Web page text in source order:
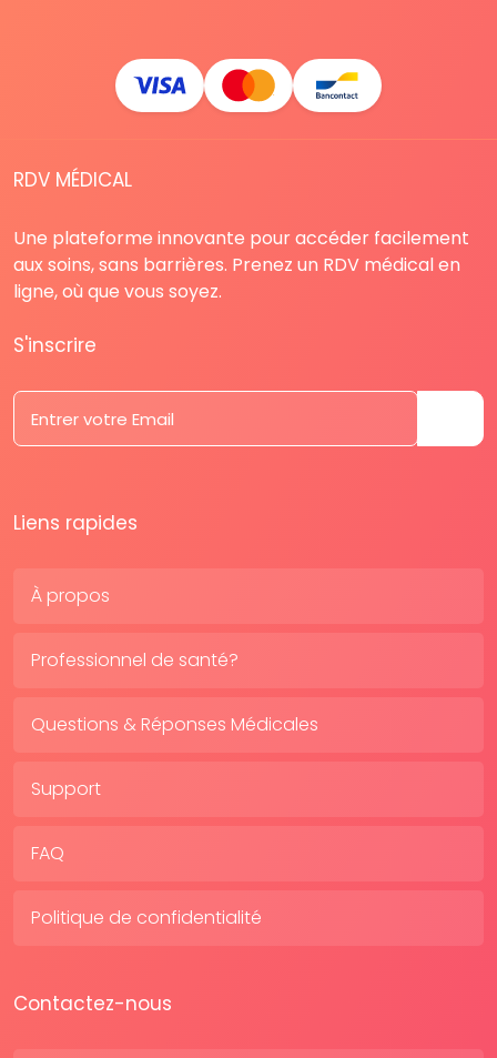
RDV MÉDICAL
Une plateforme innovante pour accéder facilement
aux soins, sans barrières. Prenez un RDV médical en
ligne, où que vous soyez.
S'inscrire
Liens rapides
À propos
Professionnel de santé?
Questions & Réponses Médicales
Support
FAQ
Politique de confidentialité
Contactez-nous